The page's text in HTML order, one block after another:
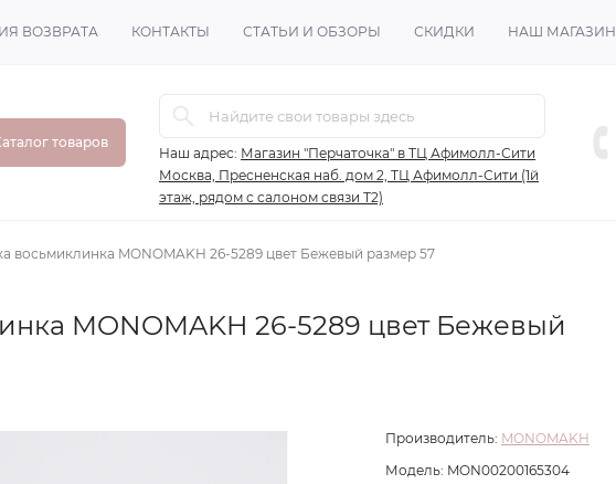
ВОЗВРАТА КОНТАКТЫ СТАТЬИ И ОБЗОРЫ СКИДКИ НАШ МАГАЗИН
товаров
Наш адрес: Магазин "Перчаточка" в ТЦ Афимолл-Сити
Москва, Пресненская наб. дом 2, ТЦ Афимолл-Сити (1й
этаж, рядом с салоном связи Т2)
восьмиклинка MONOMAKH 26-5289 цвет Бежевый размер 57
MONOMAKH 26-5289 цвет Бежевый
Производитель: MONOMAKH
Модель: MON00200165304